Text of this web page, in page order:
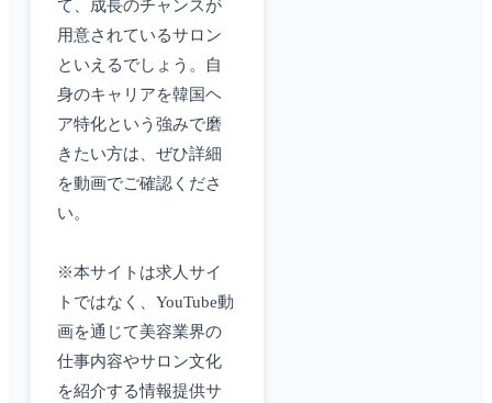
て、成長のチャンスが
用意されているサロン
といえるでしょう。自
身のキャリアを韓国ヘ
ア特化という強みで磨
きたい方は、ぜひ詳細
を動画でご確認くださ
い。
※本サイトは求人サイ
トではなく、YouTube動
画を通じて美容業界の
仕事内容やサロン文化
を紹介する情報提供サ